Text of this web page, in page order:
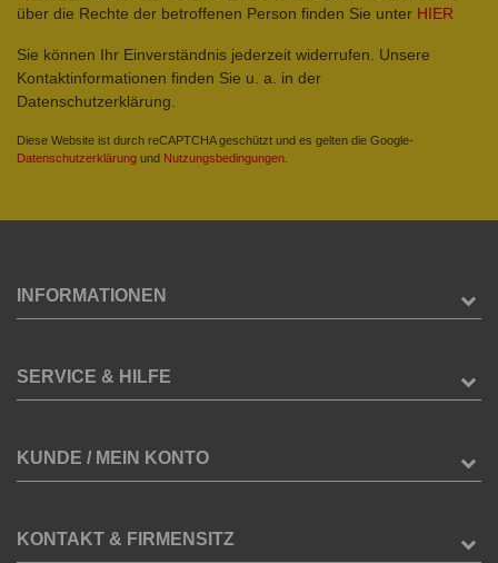
über die Rechte der betroffenen Person finden Sie unter HIER
Sie können Ihr Einverständnis jederzeit widerrufen. Unsere
Kontaktinformationen finden Sie u. a. in der
Datenschutzerklärung.
Diese Website ist durch reCAPTCHA geschützt und es gelten die Google-
Datenschutzerklärung und Nutzungsbedingungen
INFORMATIONEN
SERVICE & HILFE
KUNDE / MEIN KONTO
KONTAKT & FIRMENSITZ